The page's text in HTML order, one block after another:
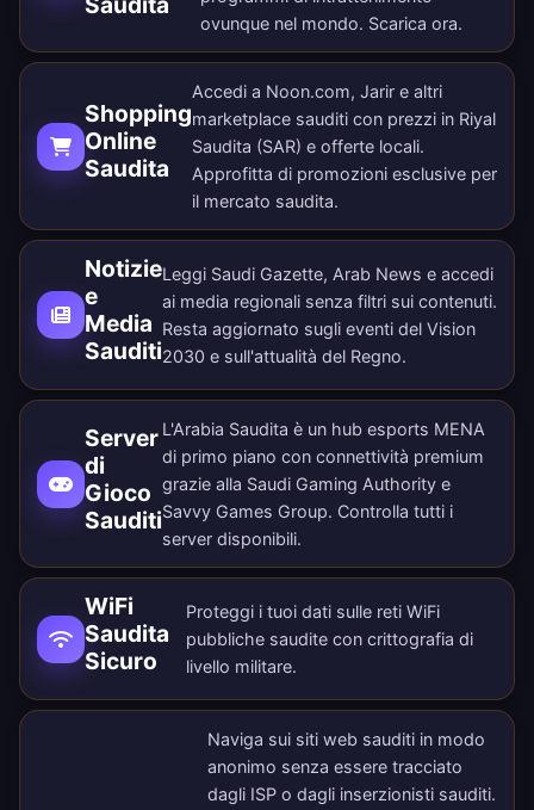
ovunque nel mondo. Scarica ora.
Shopping
Online
Saudita
Accedi a Noon.com, Jarir e altri
marketplace sauditi con prezzi in Riyal
Saudita (SAR) e offerte locali.
Approfitta di promozioni esclusive per
il mercato saudita.
Notizie
e
Media
Sauditi
Leggi Saudi Gazette, Arab News e accedi
ai media regionali senza filtri sui contenuti.
Resta aggiornato sugli eventi del Vision
2030 e sull'attualità del Regno.
Server
di
Gioco
Sauditi
L'Arabia Saudita è un hub esports MENA
di primo piano con connettività premium
grazie alla Saudi Gaming Authority e
Savvy Games Group. Controlla tutti i
server disponibili.
WiFi
Saudita
Sicuro
Proteggi i tuoi dati sulle reti WiFi
pubbliche saudite con crittografia di
livello militare.
Naviga sui siti web sauditi in modo
anonimo senza essere tracciato
dagli ISP o dagli inserzionisti sauditi.